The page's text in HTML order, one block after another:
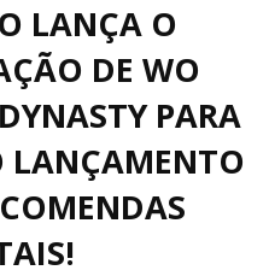
LANÇA O
DE WO
PARA
LANÇAMENTO